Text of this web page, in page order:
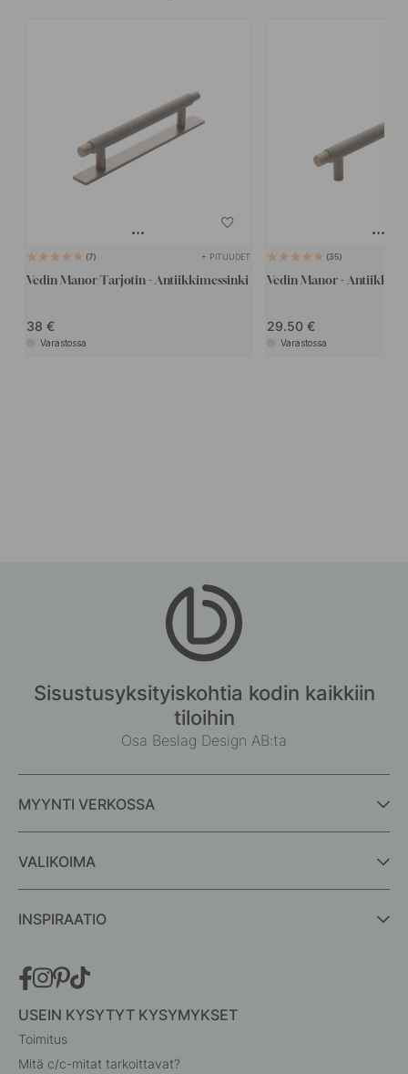
7 + PITUUDET
Vedin Manor/Tarjotin - Antiikkimessinki
38
Varastossa
35
Vedin Manor -
29.50
Varastossa
Sisustusyksityiskohtia kodin kaikkiin
tiloihin
Osa Beslag Design AB:ta
MYYNTI VERKOSSA
VALIKOIMA
INSPIRAATIO
USEIN KYSYTYT KYSYMYKSET
Toimitus
Mitä c/c-mitat tarkoittavat?